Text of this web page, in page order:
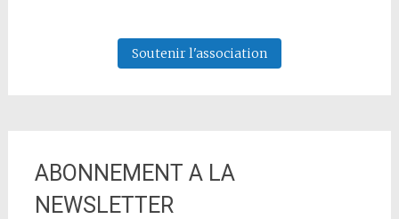
Soutenir l'association
ABONNEMENT A LA
NEWSLETTER